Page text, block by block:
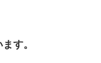
す。